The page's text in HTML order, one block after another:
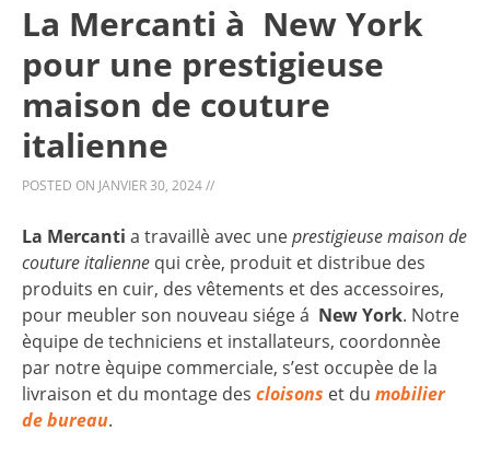
La Mercanti à New York
pour une prestigieuse
maison de couture
italienne
POSTED ON JANVIER 30, 2024//
La Mercanti a travaillè avec uneprestigieuse maison de
couture italienne qui crèe, produit et distribue des
produits en cuir, des vêtements et des accessoires,
pour meubler son nouveau siége á New York. Notre
èquipe de techniciens et installateurs, coordonnèe
par notre èquipe commerciale, s’est occupèe de la
livraison et du montage des cloisons et du mobilier
de bureau.